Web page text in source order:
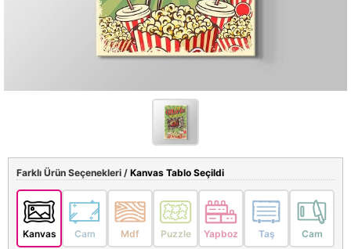
Farklı Ürün Seçenekleri / Kanvas Tablo Seçildi
Kanvas Cam Mdf Puzzle Yapboz Taş Cam